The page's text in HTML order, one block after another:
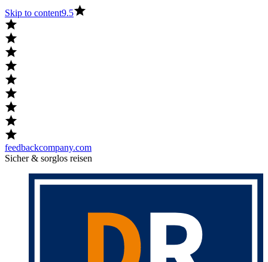
Skip to content9.5
feedbackcompany.com
Sicher & sorglos reisen